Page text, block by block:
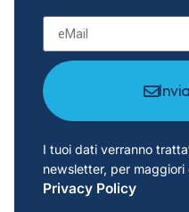
I tuoi dati verranno
newsletter, per
Privacy Policy